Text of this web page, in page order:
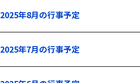
2025年8月の行事予定
2025年7月の行事予定